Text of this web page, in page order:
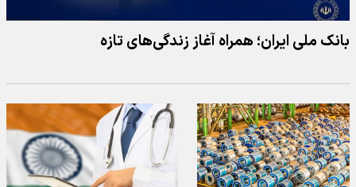
بانک ملی ایران؛ همراه آغاز زندگی‌های تازه